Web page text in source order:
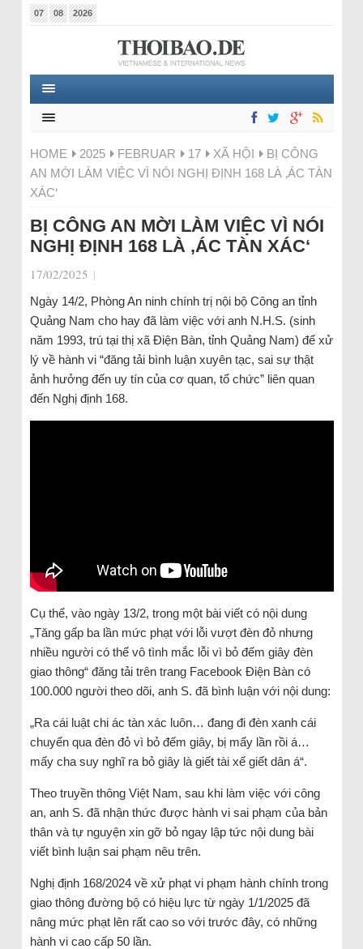
07 08 2026
HOME 2025 FEBRUAR 17 XÃ HỘI
BỊ CÔNG
AN MỜI LÀM VIỆC VÌ NÓI NGHỊ ĐỊNH 168 LÀ ‚ÁC TÀN
XÁC‘
BỊ CÔNG AN MỜI LÀM VIỆC VÌ NÓI
NGHỊ ĐỊNH 168 LÀ ‚ÁC TÀN XÁC‘
17/02/2025 |
Ngày 14/2, Phòng An ninh chính trị nội bộ Công an tỉnh
Quảng Nam cho hay đã làm việc với anh N.H.S. (sinh
năm 1993, trú tại thị xã Điện Bàn, tỉnh Quảng Nam) để xử
lý về hành vi “đăng tải bình luận xuyên tạc, sai sự thật
ảnh hưởng đến uy tín của cơ quan, tổ chức” liên quan
đến Nghị định 168.
Cụ thể, vào ngày 13/2, trong một bài viết có nội dung
„Tăng gấp ba lần mức phạt với lỗi vượt đèn đỏ nhưng
nhiều người có thể vô tình mắc lỗi vì bỏ đếm giây đèn
giao thông“ đăng tải trên trang Facebook Điện Bàn có
100.000 người theo dõi, anh S. đã bình luận với nội dung:
„Ra cái luật chi ác tàn xác luôn… đang đi đèn xanh cái
chuyển qua đèn đỏ vì bỏ đếm giây, bị mấy lần rồi á…
mấy cha suy nghĩ ra bỏ giây là giết tài xế giết dân á“.
Theo truyền thông Việt Nam, sau khi làm việc với công
an, anh S. đã nhận thức được hành vi sai phạm của bản
thân và tự nguyện xin gỡ bỏ ngay lập tức nội dung bài
viết bình luận sai phạm nêu trên.
Nghị định 168/2024 về xử phạt vi phạm hành chính trong
giao thông đường bộ có hiệu lực từ ngày 1/1/2025 đã
nâng mức phạt lên rất cao so với trước đây, có những
hành vi cao cấp 50 lần.